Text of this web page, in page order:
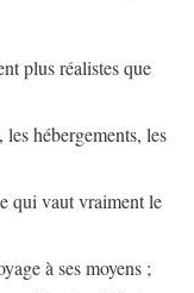
plus réalistes que
hébergements, les
qui vaut vraiment le
à ses moyens ;